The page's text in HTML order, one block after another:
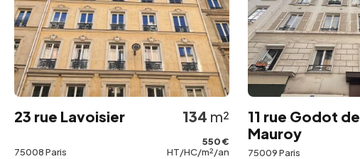
23 rue Lavoisier
75008 Paris
134 m²
550 €
HT/HC/m²/an
11 rue Godot de
Mauroy
75009 Paris